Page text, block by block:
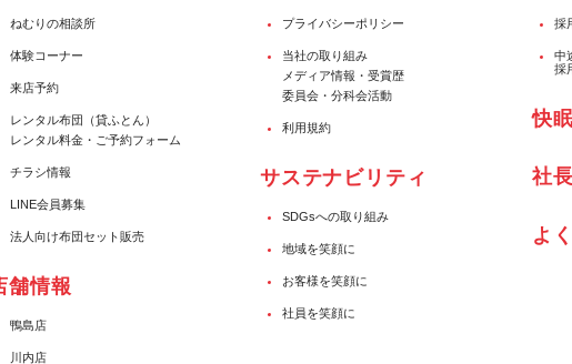
ねむりの相談所
体験コーナー
来店予約
レンタル布団（貸ふとん）
レンタル料金・ご予約フォーム
チラシ情報
LINE会員募集
法人向け布団セット販売
舗情報
鴨島店
川内店
プライバシーポリシー
当社の取り組み
メディア情報・受賞歴
委員会・分科会活動
利用規約
サステナビリティ
SDGsへの取り組み
地域を笑顔に
お客様を笑顔に
社員を笑顔に
採
中
採
快
社
よ